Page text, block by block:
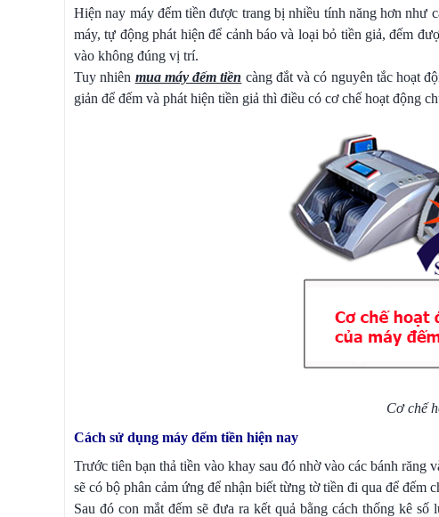
Hiện nay máy đếm tiền được trang bị nhiều tính năng hơn như
máy, tự động phát hiện để cảnh báo và loại bỏ tiền giả, đếm
vào không đúng vị trí.
Tuy nhiên mua máy đếm tiền càng đắt và có nguyên tắc hoạt
giản để đếm và phát hiện tiền giả thì điều có cơ chế hoạt động
Cơ chế
Cách sử dụng máy đếm tiền hiện nay
Trước tiên bạn thả tiền vào khay sau đó nhờ vào các bánh răng
sẽ có bộ phân cảm ứng để nhận biết từng tờ tiền đi qua để đếm
Sau đó con mắt đếm sẽ đưa ra kết quả bằng cách thống kê